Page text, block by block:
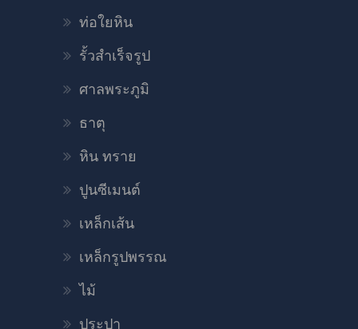
ท่อใยหิน
รั้วสำเร็จรูป
ศาลพระภูมิ
ธาตุ
หิน ทราย
ปูนซีเมนต์
เหล็กเส้น
เหล็กรูปพรรณ
ไม้
ประปา